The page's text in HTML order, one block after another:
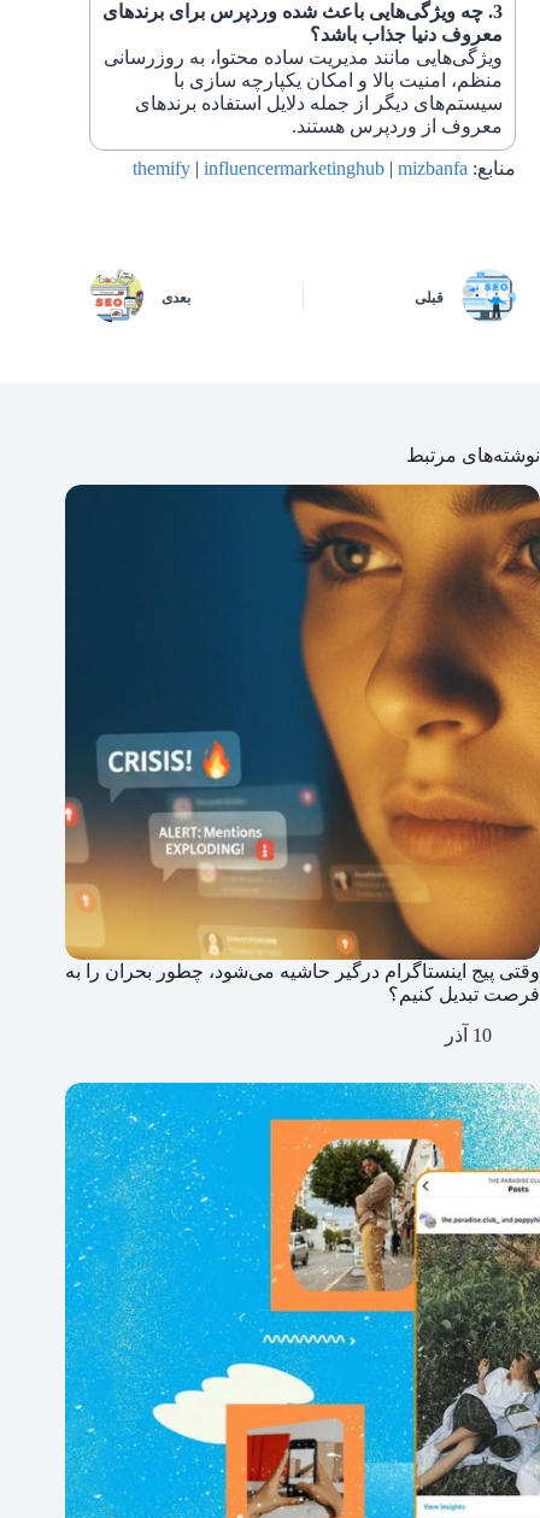
چه ویژگی‌هایی باعث شده وردپرس برای برندهای
معروف دنیا جذاب باشد؟
ویژگی‌هایی مانند مدیریت ساده محتوا، به‌ روزرسانی
منظم، امنیت بالا و امکان یکپارچه‌ سازی با
سیستم‌های دیگر از جمله دلایل استفاده برندهای
معروف از وردپرس هستند.
منابع: themify | influencermarketinghub | mizbanfa
قبلی بعدی
نوشته‌های مرتبط
وقتی پیج اینستاگرام درگیر حاشیه می‌شود، چطور بحران را به
فرصت تبدیل کنیم؟
10 آذر